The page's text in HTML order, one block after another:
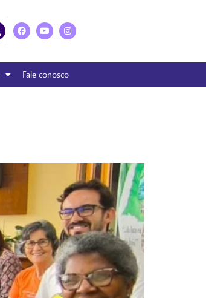
Fale conosco